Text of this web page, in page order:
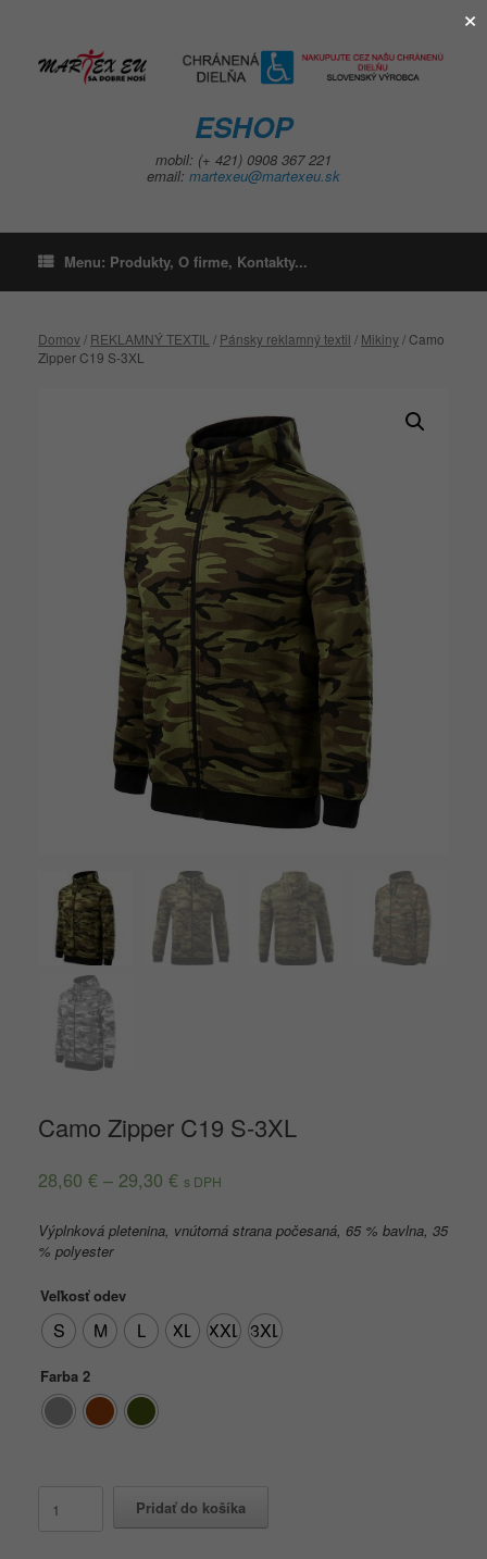
ESHOP
mobil: (+ 421) 0908 367 221
email: martexeu@martexeu.sk
Menu: Produkty, O firme, Kontakty...
Domov/ REKLAMNÝ TEXTIL / Pánsky reklamný textil / Mikiny/ Camo
Zipper C19 S-3XL
Camo Zipper C19 S-3XL
28,60 € – 29,30 € s DPH
Výplnková pletenina, vnútorná strana počesaná, 65 % bavlna, 35
% polyester
Veľkosť odev
S M L XL XXL 3XL
Farba 2
Camo
Pridať do košíka
×